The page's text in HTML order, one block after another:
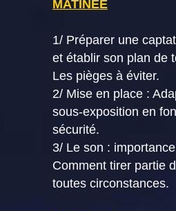
MATINEE
1/ Préparer une
et établir son plan de
Les pièges à éviter.
2/ Mise en place :
sous-exposition en
sécurité.
3/ Le son :
Comment tirer partie
toutes circonstances.